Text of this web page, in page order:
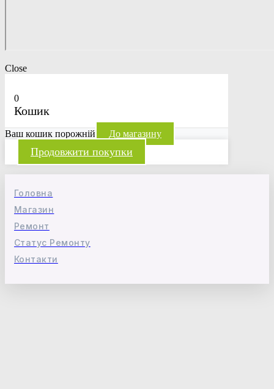
Close
0
Кошик
Ваш кошик порожній До магазину
Продовжити покупки
Головна
Магазин
Ремонт
Статус Ремонту
Контакти